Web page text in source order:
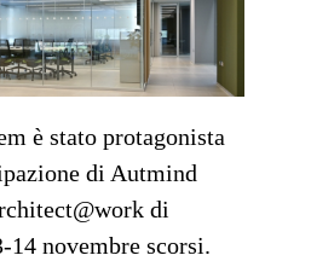
è stato protagonista
di Autmind
di
novembre scorsi.